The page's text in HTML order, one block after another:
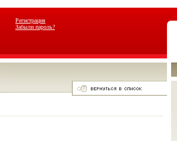
Регистрация
Забыли пароль?